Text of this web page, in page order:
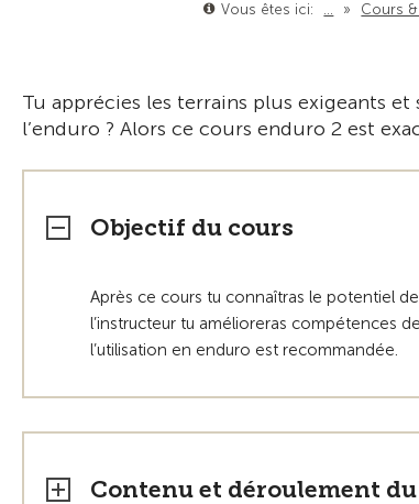
Vous êtes ici: … » Cours
Tu apprécies les terrains plus exigeants
l’enduro ? Alors ce cours enduro 2 est
Objectif du cours
Après ce cours tu connaîtras le potentiel
l’instructeur tu amélioreras compétences
l’utilisation en enduro est recommandée.
Contenu et déroulement